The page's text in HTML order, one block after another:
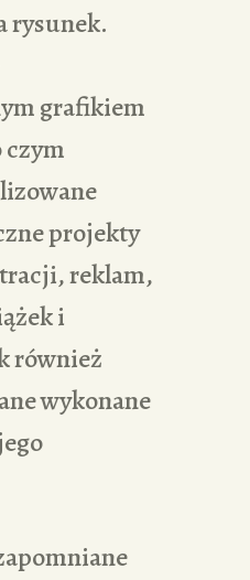
rysunek.
grafikiem
projekty
reklam,
i
również
wykonane